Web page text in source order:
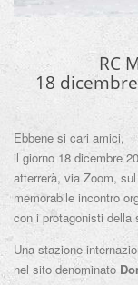
RC
18
Ebbene si cari amici,
il giorno 18 dicembre
atterrerà, via Zoom,
memorabile incontro
con i protagonisti della
Una stazione
nel sito denominato